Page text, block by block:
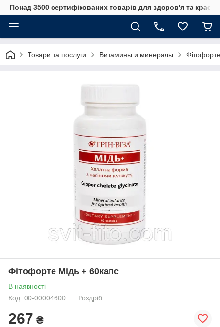
Понад 3500 сертифікованих товарів для здоров'я та краси
Товари та послуги Витамины и минералы
Фітофорте Мідь + 60капс
В наявності
Код: 00-00004600
Роздріб
267 ₴